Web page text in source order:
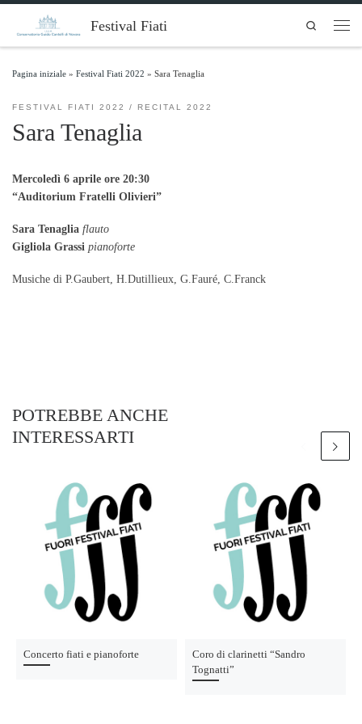
Skip to content Festival Fiati
Search
Pagina iniziale » Festival Fiati 2022 » Sara Tenaglia
FESTIVAL FIATI 2022 RECITAL 2022
Sara Tenaglia
Mercoledì 6 aprile ore 20:30
“Auditorium Fratelli Olivieri”
Sara Tenaglia flauto
Gigliola Grassi pianoforte
Musiche di P.Gaubert, H.Dutillieux, G.Fauré, C.Franck
POTREBBE ANCHE
INTERESSARTI
Concerto fiati e pianoforte
Coro di clarinetti “Sandro
Tognatti”